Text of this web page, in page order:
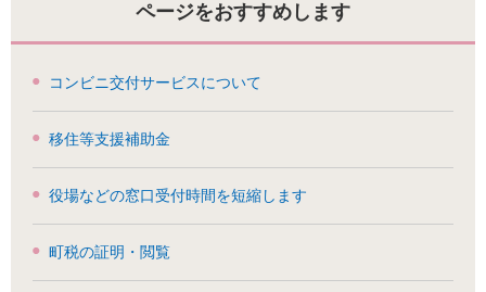
ページをおすすめします
コンビニ交付サービスについて
移住等支援補助金
役場などの窓口受付時間を短縮します
町税の証明・閲覧